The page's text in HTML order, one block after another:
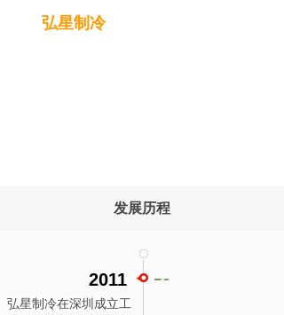
发展历程
2011
弘星制冷在深圳成立工
弘星制冷科技有限公司